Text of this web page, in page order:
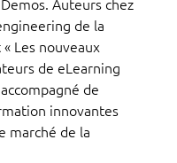
de la
Les nouveaux
de eLearning
de
innovantes
marché de la